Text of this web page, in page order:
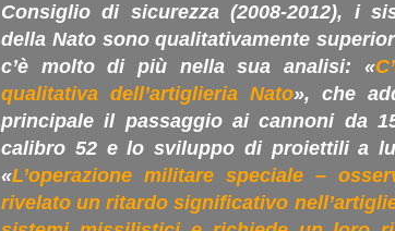
Consiglio di sicurezza (2008-2012), i
della Nato sono qualitativamente
c’è molto di più nella sua analisi: «
qualitativa dell’artiglieria Nato», che
principale il passaggio ai cannoni da
calibro 52 e lo sviluppo di proiettili a
«L’operazione militare speciale –
rivelato un ritardo significativo